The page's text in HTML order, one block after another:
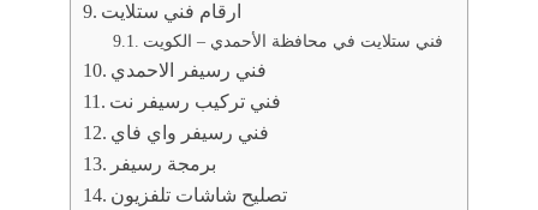
ارقام فني ستلايت
فني ستلايت في محافظة الأحمدي – الكويت
فني رسيفر الاحمدي
فني تركيب رسيفر نت
فني رسيفر واي فاي
برمجة رسيفر
تصليح شاشات تلفزيون